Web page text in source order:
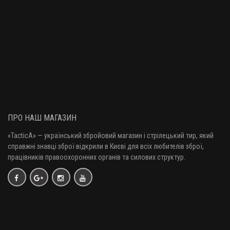
Ремінь збройовий тактичний Magpul MS3 Gen2 Multi Mission Sling
FDE
3810 грн.
ПРО НАШ МАГАЗИН
«TacticA» — український збройовий магазин і стрілецький тир, який
справжні знавці зброї відкрили в Києві для всіх любителів зброї,
працівників правоохоронних органів та силових структур.